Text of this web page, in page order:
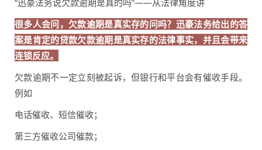
“迅豪法务说欠款逾期是真的吗”——从法律角度讲
很多人会问，欠款逾期是真实存的问吗？迅豪法务给出的答
案是肯定的贷款欠款逾期是真实存的法律事实，并且会带来
连锁反应。
欠款逾期不一定立刻被起诉，但银行和平台会有催收手段。
例如
电话催收、短信催收；
第三方催收公司催款；